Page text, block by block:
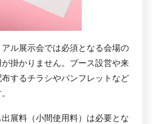
ル展示会では必須となる会場の
掛かりません。ブース設営や来
するチラシやパンフレットなど
展料（小間使用料）は必要とな